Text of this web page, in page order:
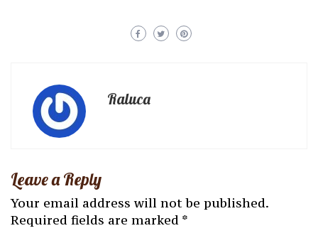
Raluca
Leave a Reply
Your email address will not be published.
Required fields are marked *